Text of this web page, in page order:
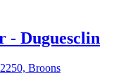
Duguesclin
Broons